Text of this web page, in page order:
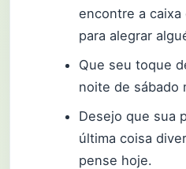
encontre a
para alegrar
Que seu toque
noite de sábado
Desejo que sua
última coisa
pense hoje.